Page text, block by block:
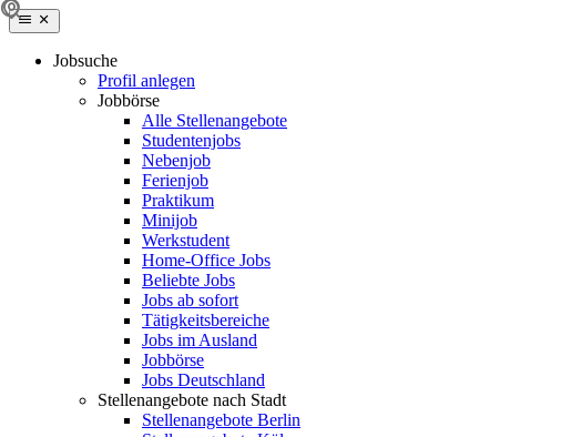
Jobsuche
Profil anlegen
Jobbörse
Alle Stellenangebote
Studentenjobs
Nebenjob
Ferienjob
Praktikum
Minijob
Werkstudent
Home-Office Jobs
Beliebte Jobs
Jobs ab sofort
Tätigkeitsbereiche
Jobs im Ausland
Jobbörse
Jobs Deutschland
Stellenangebote nach Stadt
Stellenangebote Berlin